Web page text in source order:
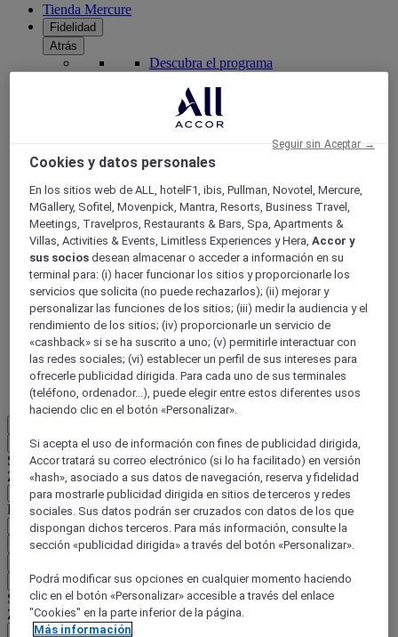
Tienda Mercure
Fidelidad
Atrás
Descubra el programa
ALL Accor+ Voyager
15% de descuent todo el año en sus estancias en +30
marcas
ÚNETE YA
Más
Atrás
Seleccione su país e idioma a continuación
Zona geográfica
País / Región - Idioma
Confirmar mi país e idioma
Atrás
Seleccione su moneda a continuación
Zona geográfica
Cookies y datos personales
En los sitios web de ALL, hotelF1, ibis, Pullman, Novotel, Mercure,
MGallery, Sofitel, Movenpick, Mantra, Resorts, Business Travel,
Meetings, Travelpros, Restaurants & Bars, Spa, Apartments &
Villas, Activities & Events, Limitless Experiences y Hera,Accor y
sus socios desean almacenar o acceder a información en su
terminal para: (i) hacer funcionar los sitios y proporcionarle los
servicios que solicita (no puede rechazarlos); (ii) mejorar y
personalizar las funciones de los sitios; (iii) medir la audiencia y el
rendimiento de los sitios; (iv) proporcionarle un servicio de
«cashback» si se ha suscrito a uno; (v) permitirle interactuar con
las redes sociales; (vi) establecer un perfil de sus intereses para
ofrecerle publicidad dirigida. Para cada uno de sus terminales
(teléfono, ordenador...), puede elegir entre estos diferentes usos
haciendo clic en el botón «Personalizar».
Si acepta el uso de información con fines de publicidad dirigida,
Accor tratará su correo electrónico (si lo ha facilitado) en versión
«hash», asociado a sus datos de navegación, reserva y fidelidad
para mostrarle publicidad dirigida en sitios de terceros y redes
sociales. Sus datos podrán ser cruzados con datos de los que
dispongan dichos terceros. Para más información, consulte la
sección «publicidad dirigida» a través del botón «Personalizar».
Podrá modificar sus opciones en cualquier momento haciendo
clic en el botón «Personalizar» accesible a través del enlace
"Cookies" en la parte inferior de la página.
Más información
Seguir sin Aceptar →